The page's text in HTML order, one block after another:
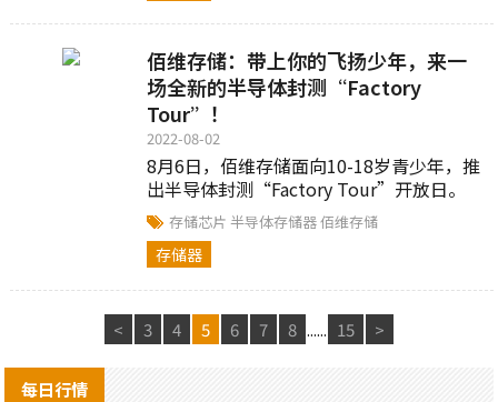
佰维存储：带上你的飞扬少年，来一
场全新的半导体封测“Factory
Tour”！
2022-08-02
8月6日，佰维存储面向10-18岁青少年，推
出半导体封测“Factory Tour”开放日。
我们诚邀您和您的飞扬少年，一同揭
秘“存储芯片”诞生背后的故事...
存储芯片半导体存储器佰维存储
存储器
< 3 4 5 6 7 8 ...... 15 >
每日行情